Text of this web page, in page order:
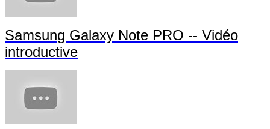
Samsung Galaxy Note PRO -- Vidéo
introductive